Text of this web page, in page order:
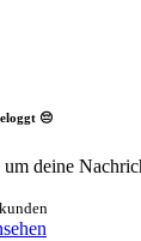
😔
um deine